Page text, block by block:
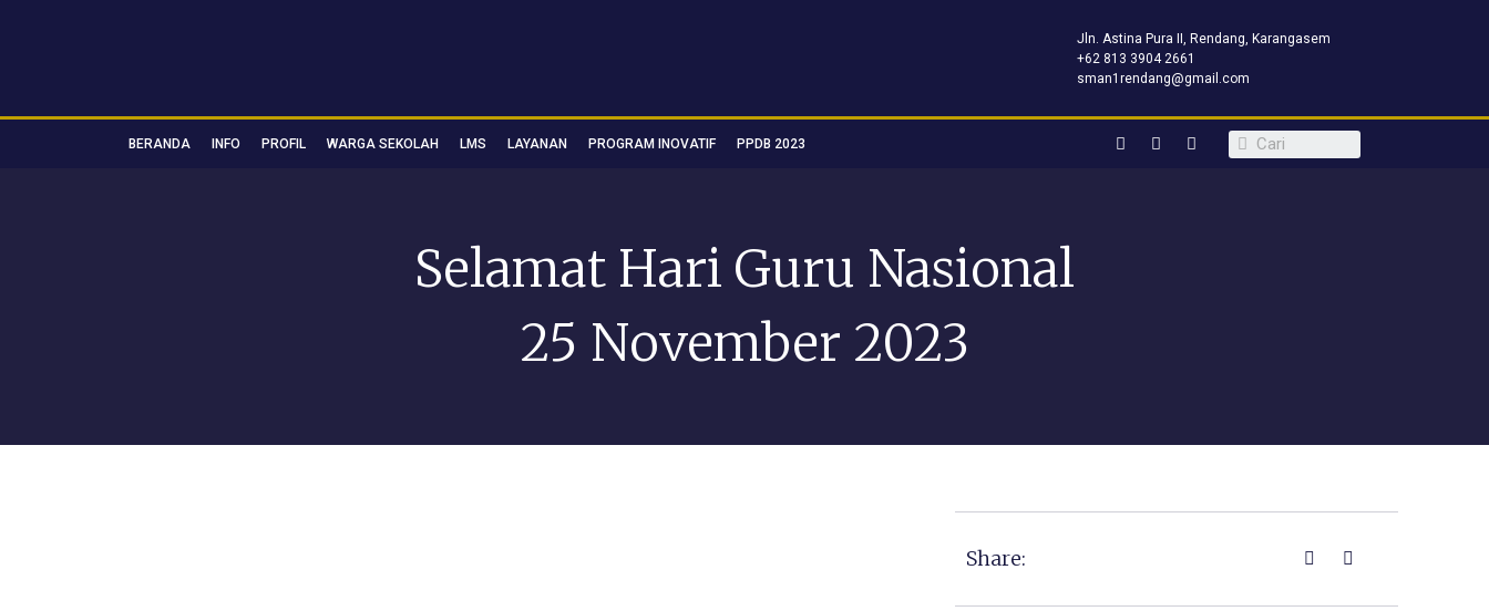
Jln. Astina Pura II, Rendang, Karangasem
+62 813 3904 2661
sman1rendang@gmail.com
BERANDA INFO PROFIL WARGA SEKOLAH LMS LAYANAN PROGRAM INOVATIF PPDB 2023
Selamat Hari Guru Nasional
25 November 2023
Share: